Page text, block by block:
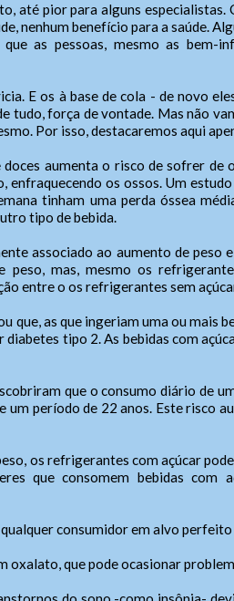
até pior para alguns especialistas.
nenhum benefício para a saúde.
as pessoas, mesmo as bem-
E os à base de cola - de novo
tudo, força de vontade. Mas não
Por isso, destacaremos aqui
aumenta o risco de sofrer de
os ossos. Um
tinham uma perda óssea
tipo de bebida.
associado ao aumento de peso
peso, mas, mesmo os
entre o os refrigerantes sem
as que ingeriam uma ou mais
tipo 2. As bebidas com
que o consumo diário de
um período de 22 anos. Este risco
os refrigerantes com açúcar
que consomem bebidas com
consumidor em alvo perfeito
que pode ocasionar
fonte.
para claro e vice versa clique no
"usuário" sem @dominio!
Enviar
Físico
neque eleifend erat tempus,
quis iaculis vestibulum.
Conosco
Enviar